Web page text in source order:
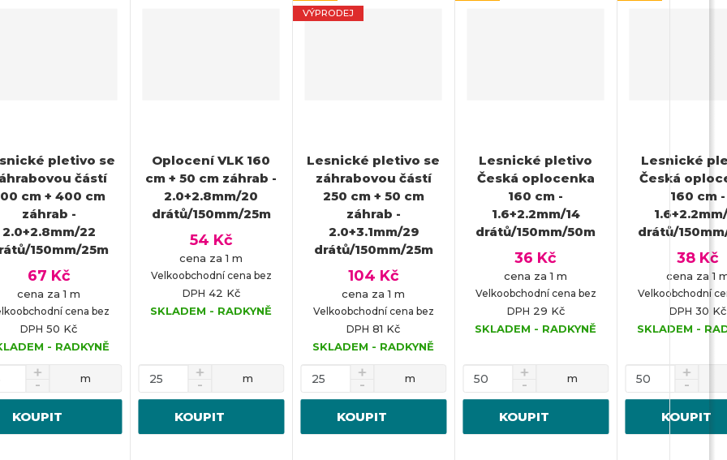
pletivo se
částí
cm + 400 cm
záhrab -
2.0+2.8mm/22
150mm/25m
67 Kč
cena za 1 m
cena bez
DPH 50 Kč
- RADKYNĚ
m
KOUPIT
Oplocení VLK 160
cm + 50 cm záhrab -
2.0+2.8mm/20
drátů/150mm/25m
54 Kč
cena za 1 m
Velkoobchodní cena bez
DPH 42 Kč
SKLADEM - RADKYNĚ
m
KOUPIT
VÝPRODEJ
Lesnické pletivo se
záhrabovou částí
250 cm + 50 cm
záhrab -
2.0+3.1mm/29
drátů/150mm/25m
104 Kč
cena za 1 m
Velkoobchodní cena bez
DPH 81 Kč
SKLADEM - RADKYNĚ
m
KOUPIT
Lesnické pletivo
Česká oplocenka
160 cm -
1.6+2.2mm/14
drátů/150mm/50m
36 Kč
cena za 1 m
Velkoobchodní cena bez
DPH 29 Kč
SKLADEM - RADKYNĚ
m
KOUPIT
Lesnické
Česká
160 cm -
drátů/
38 Kč
cena za 1
Velkoobchodní
DPH 30 Kč
SKLADEM -
KOUPIT